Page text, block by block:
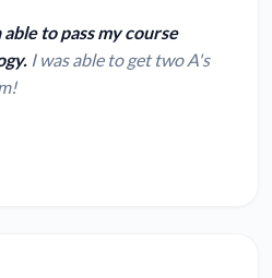
to pass my course
I was able to get two A's